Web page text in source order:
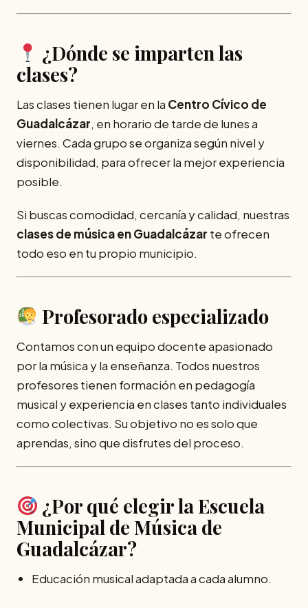
¿Dónde se imparten las
clases?
Las clases tienen lugar en la Centro Cívico de
Guadalcázar, en horario de tarde de lunes a
viernes. Cada grupo se organiza según nivel y
disponibilidad, para ofrecer la mejor experiencia
posible.
Si buscas comodidad, cercanía y calidad, nuestras
clases de música en Guadalcázar te ofrecen
todo eso en tu propio municipio.
Profesorado especializado
Contamos con un equipo docente apasionado
por la música y la enseñanza. Todos nuestros
profesores tienen formación en pedagogía
musical y experiencia en clases tanto individuales
como colectivas. Su objetivo no es solo que
aprendas, sino que disfrutes del proceso.
¿Por qué elegir la Escuela
Municipal de Música de
Guadalcázar?
Educación musical adaptada a cada alumno.